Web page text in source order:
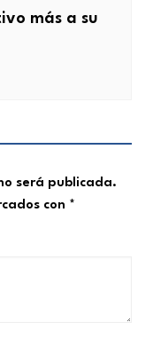
más a su
será publicada.
con *